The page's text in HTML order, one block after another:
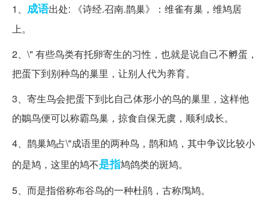
1、 成语出处: 《诗经.召南.鹊巢》：维雀有巢，维鸠居
上。
2、\" 有些鸟类有托卵寄生的习性，也就是说自己不孵蛋，
把蛋下到别种鸟的巢里，让别人代为养育。
3、寄生鸟会把蛋下到比自己体形小的鸟的巢里，这样他
的鶵鸟便可以称霸鸟巢，掠食自保无虞，顺利成长。
4、鹊巢鸠占\"成语里的两种鸟，鹊和鸠，其中争议比较小
的是鸠，这里的鸠不是指鸠鸽类的斑鸠。
5、而是指俗称布谷鸟的一种杜鹃，古称鳲鸠。